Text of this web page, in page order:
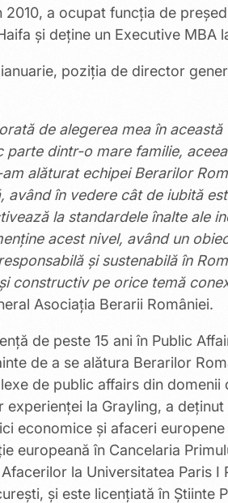
a ocupat funcţia de
şi deține un Executive MBA
poziția de director
de alegerea mea în
parte dintr-o mare familie,
alăturat echipei Berarilor
având în vedere cât de iubită
la standardele înalte ale
acest nivel, având un
şi sustenabilă în
constructiv pe orice temă
Asociația Berarii României.
de peste 15 ani în Public
de a se alătura Berarilor
de public affairs din domenii
experienței la Grayling, a
economice și afaceri
europeană în Cancelaria
la Universitatea Paris
și este licențiată în Știinte